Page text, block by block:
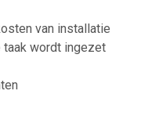
van installatie
taak wordt ingezet